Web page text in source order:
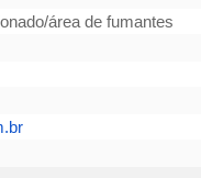
área de fumantes